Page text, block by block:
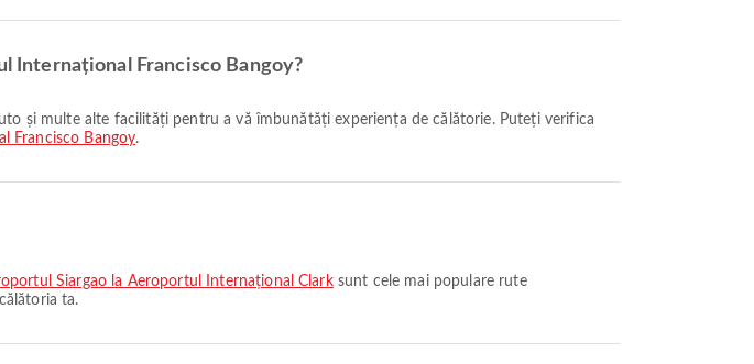
Internațional Francisco Bangoy?
Francisco Bangoy.
Siargao la Aeroportul Internațional Clarksunt cele mai populare rute
ta.